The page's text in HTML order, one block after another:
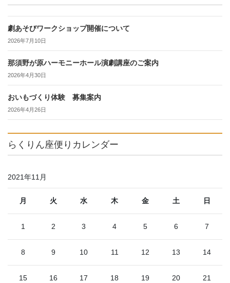
劇あそびワークショップ開催について
2026年7月10日
那須野が原ハーモニーホール演劇講座のご案内
2026年4月30日
おいもづくり体験 募集案内
2026年4月26日
らくりん座便りカレンダー
2021年11月
月 火 水 木 金 土 日
1 2 3 4 5 6 7
8 9 10 11 12 13 14
15 16 17 18 19 20 21